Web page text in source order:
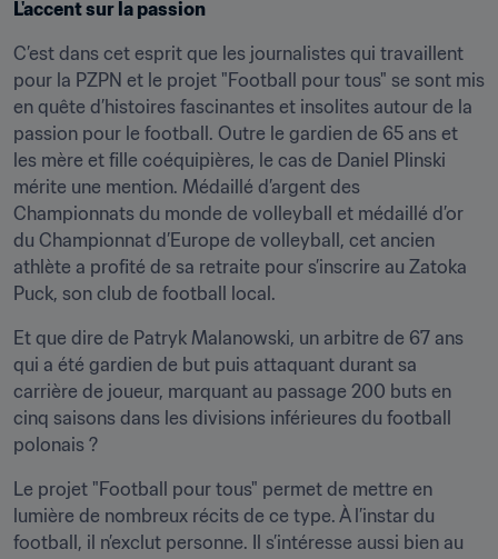
L'accent sur la passion
C’est dans cet esprit que les journalistes qui travaillent
pour la PZPN et le projet "Football pour tous" se sont mis
en quête d’histoires fascinantes et insolites autour de la
passion pour le football. Outre le gardien de 65 ans et
les mère et fille coéquipières, le cas de Daniel Plinski
mérite une mention. Médaillé d’argent des
Championnats du monde de volleyball et médaillé d’or
du Championnat d’Europe de volleyball, cet ancien
athlète a profité de sa retraite pour s’inscrire au Zatoka
Puck, son club de football local.
Et que dire de Patryk Malanowski, un arbitre de 67 ans
qui a été gardien de but puis attaquant durant sa
carrière de joueur, marquant au passage 200 buts en
cinq saisons dans les divisions inférieures du football
polonais ?
Le projet "Football pour tous" permet de mettre en
lumière de nombreux récits de ce type. À l’instar du
football, il n’exclut personne. Il s’intéresse aussi bien au